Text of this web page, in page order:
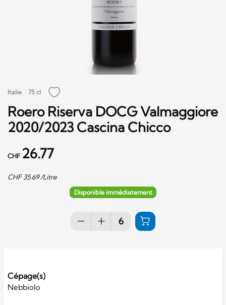
Italie 75 cl
Roero Riserva DOCG Valmaggiore
2020/2023 Cascina Chicco
CHF 26.77
CHF35.69/Litre
Disponible immédiatement
Cépage(s)
Nebbiolo